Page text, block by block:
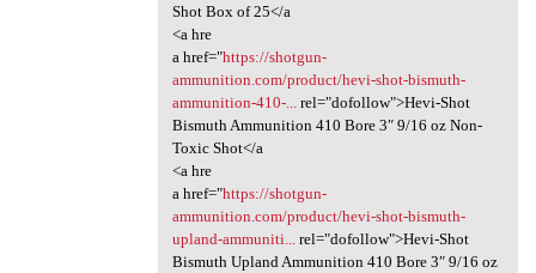
Shot Box of 25</a
<a hre
a href="https://shotgun-
ammunition.com/product/hevi-shot-bismuth-
ammunition-410-...rel="dofollow">Hevi-Shot
Bismuth Ammunition 410 Bore 3″ 9/16 oz Non-
Toxic Shot</a
<a hre
a href="https://shotgun-
ammunition.com/product/hevi-shot-bismuth-
upland-ammuniti...rel="dofollow">Hevi-Shot
Bismuth Upland Ammunition 410 Bore 3″ 9/16 oz